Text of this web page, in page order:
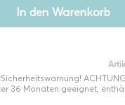
In den Warenkorb
Sicherheitswarnung!
36 Monaten geeignet,